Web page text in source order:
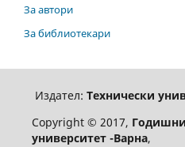
За автори
За библиотекари
Издател: Технически
Copyright © 2017,
университет -Варна,